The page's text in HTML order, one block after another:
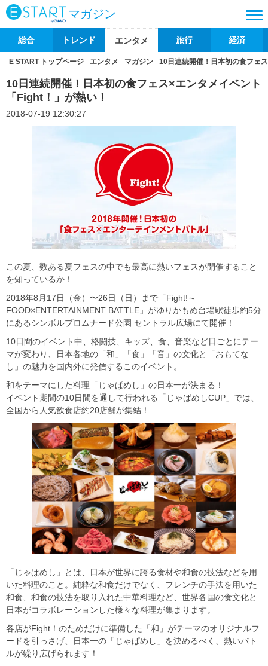
マガジン
総合 トレンド エンタメ 旅行 経済
E START トップページ エンタメ マガジン 10日連続開催！日本初の食フェ
10日連続開催！日本初の食フェス×エンタメイベント
「Fight！」が熱い！
2018-07-19 12:30:27
この夏、数ある夏フェスの中でも最高に熱いフェスが開催すること
を知っているか！
2018年8月17日（金）〜26日（日）まで「Fight!～
FOOD×ENTERTAINMENT BATTLE」がゆりかもめ台場駅徒歩約5分
にあるシンボルプロムナード公園 セントラル広場にて開催！
10日間のイベント中、格闘技、キッズ、食、音楽など日ごとにテー
マが変わり、日本各地の「和」「食」「音」の文化と「おもてな
し」の魅力を国内外に発信するこのイベント。
和をテーマにした料理「じゃぱめし」の日本一が決まる！
イベント期間の10日間を通して行われる「じゃぱめしCUP」では、
全国から人気飲食店約20店舗が集結！
「じゃぱめし」とは、日本が世界に誇る食材や和食の技法などを用
いた料理のこと。純粋な和食だけでなく、フレンチの手法を用いた
和食、和食の技法を取り入れた中華料理など、世界各国の食文化と
日本がコラボレーションした様々な料理が集まります。
各店がFight！のためだけに準備した「和」がテーマのオリジナルフ
ードを引っさげ、日本一の「じゃぱめし」を決めるべく、熱いバト
ルが繰り広げられます！